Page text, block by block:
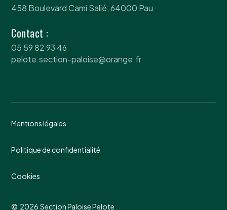
458 Boulevard Cami Salié, 64000 Pau
Contact :
05 59 82 93 46
pelote.section-paloise@orange.fr
© 2026 Section Paloise Pelote
Mentions légales
Politique de confidentialité
Cookies